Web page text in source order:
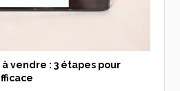
vendre : 3 étapes pour